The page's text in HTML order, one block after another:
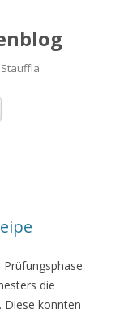
Stauffia
die
Diese konnten